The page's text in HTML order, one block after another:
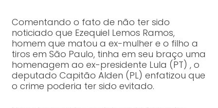
Comentando o fato de não ter sido
noticiado que Ezequiel Lemos Ramos,
homem que matou a ex-mulher e o filho a
tiros em São Paulo, tinha em seu braço uma
homenagem ao ex-presidente Lula (PT) , o
deputado Capitão Alden (PL) enfatizou que
o crime poderia ter sido evitado.